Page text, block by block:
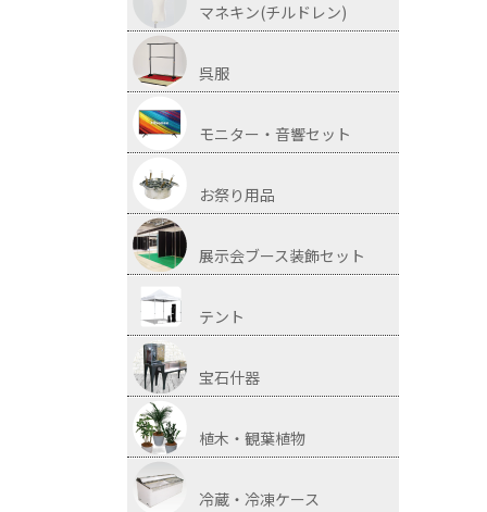
マネキン(チルドレン)
呉服
モニター・音響セット
お祭り用品
展示会ブース装飾セット
テント
宝石什器
植木・観葉植物
冷蔵・冷凍ケース